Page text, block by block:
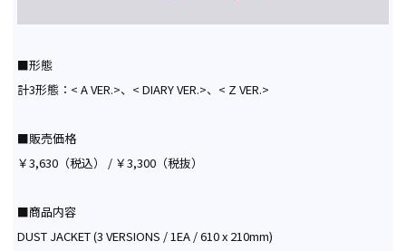
■形態
計3形態：< A VER.>、< DIARY VER.>、< Z VER.>
■販売価格
￥3,630（税込） / ￥3,300（税抜）
■商品内容
DUST JACKET (3 VERSIONS / 1EA / 610 x 210mm)